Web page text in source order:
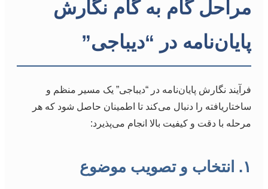
مراحل گام به گام نگارش
پایان‌نامه در “دیباجی”
فرآیند نگارش پایان‌نامه در “دیباجی” یک مسیر منظم و
ساختاریافته را دنبال می‌کند تا اطمینان حاصل شود که هر
مرحله با دقت و کیفیت بالا انجام می‌پذیرد:
۱. انتخاب و تصویب موضوع